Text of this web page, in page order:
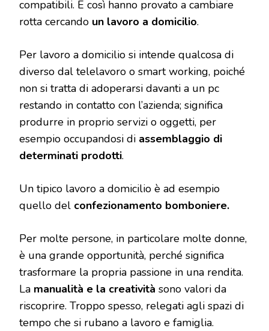
compatibili. E così hanno provato a cambiare
rotta cercando un lavoro a domicilio.
Per lavoro a domicilio si intende qualcosa di
diverso dal telelavoro o smart working, poiché
non si tratta di adoperarsi davanti a un pc
restando in contatto con l’azienda; significa
produrre in proprio servizi o oggetti, per
esempio occupandosi di assemblaggio di
determinati prodotti.
Un tipico lavoro a domicilio è ad esempio
quello del confezionamento bomboniere.
Per molte persone, in particolare molte donne,
è una grande opportunità, perché significa
trasformare la propria passione in una rendita.
La manualità e la creatività sono valori da
riscoprire. Troppo spesso, relegati agli spazi di
tempo che si rubano a lavoro e famiglia.